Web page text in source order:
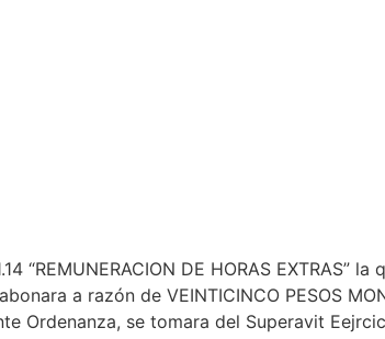
DE HORAS EXTRAS” la
a razón de VEINTICINCO PESOS
Ordenanza, se tomara del Superavit